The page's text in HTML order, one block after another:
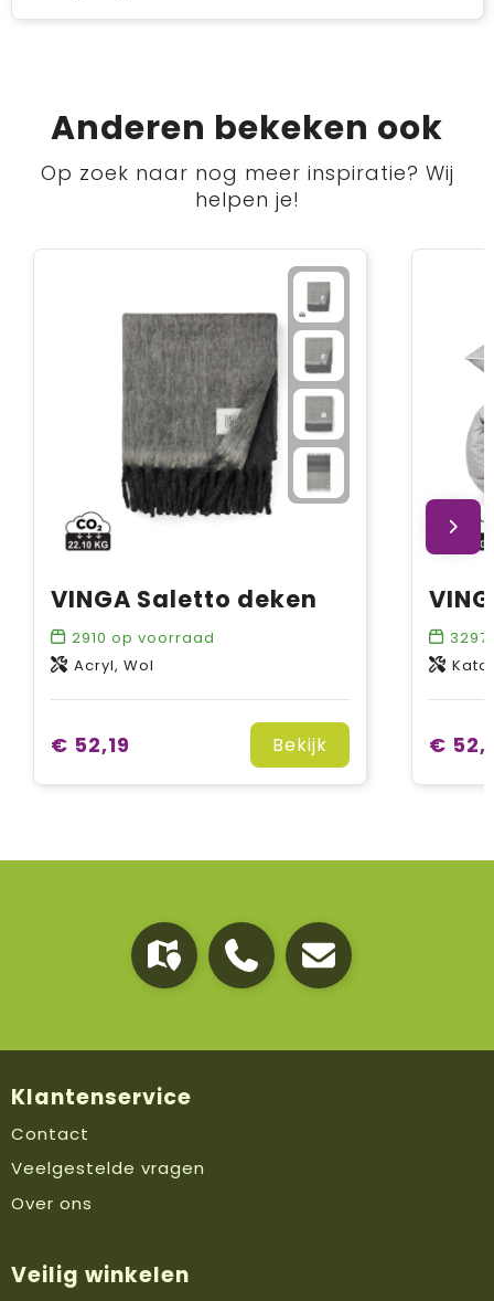
Anderen bekeken ook
Op zoek naar nog meer inspiratie? Wij
helpen je!
VINGA Saletto deken
2910 op voorraad
Acryl, Wol
€ 52,19 Bekijk
3297
€
Klantenservice
Contact
Veelgestelde vragen
Over ons
Veilig winkelen